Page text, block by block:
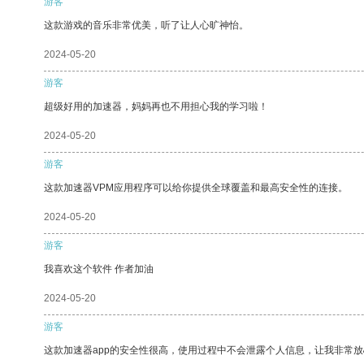
这款游戏的音乐非常优美，听了让人心旷神怡。
2024-05-20
游客
超级好用的加速器，妈妈再也不用担心我的学习啦！
2024-05-20
游客
这款加速器VPM应用程序可以给你提供全球覆盖和最高安全性的连接。
2024-05-20
游客
我喜欢这个软件 作者加油
2024-05-20
游客
这款加速器app的安全性很高，使用过程中不会泄露个人信息，让我非常